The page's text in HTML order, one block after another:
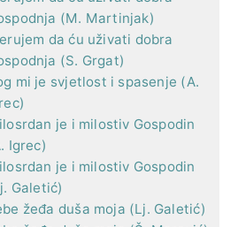
(M. Martinjak)
da ću uživati dobra
(S. Grgat)
mi je svjetlost i spasenje (A.
je i milostiv Gospodin
Igrec)
je i milostiv Gospodin
Galetić)
žeđa duša moja (Lj. Galetić)